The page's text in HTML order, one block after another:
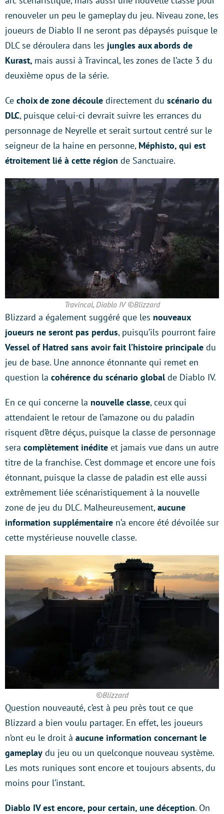
renouveler un peu le gameplay du jeu. Niveau zone, les
joueurs de Diablo II ne seront pas dépaysés puisque le
DLC se déroulera dans les jungles aux abords de
Kurast, mais aussi à Travincal, les zones de l’acte 3 du
deuxième opus de la série.
Ce choix de zone découle directement du scénario du
DLC, puisque celui-ci devrait suivre les errances du
personnage de Neyrelle et serait surtout centré sur le
seigneur de la haine en personne, Méphisto, qui est
étroitement lié à cette région de Sanctuaire.
Travincal, Diablo IV ©Blizzard
Blizzard a également suggéré que les nouveaux
joueurs ne seront pas perdus, puisqu’ils pourront faire
Vessel of Hatred sans avoir fait l’histoire principale du
jeu de base. Une annonce étonnante qui remet en
question la cohérence du scénario globalde Diablo IV.
En ce qui concerne la nouvelle classe, ceux qui
attendaient le retour de l’amazone ou du paladin
risquent d’être déçus, puisque la classe de personnage
sera complètement inédite et jamais vue dans un autre
titre de la franchise. C’est dommage et encore une fois
étonnant, puisque la classe de paladin est elle aussi
extrêmement liée scénaristiquement à la nouvelle
zone de jeu du DLC. Malheureusement,aucune
information supplémentaire n’a encore été dévoilée sur
cette mystérieuse nouvelle classe.
©Blizzard
Question nouveauté, c’est à peu près tout ce que
Blizzard a bien voulu partager. En effet, les joueurs
n’ont eu le droit à aucune information concernant le
gameplay du jeu ou un quelconque nouveau système.
Les mots runiques sont encore et toujours absents, du
moins pour l’instant.
Diablo IV est encore, pour certain, une déception. On